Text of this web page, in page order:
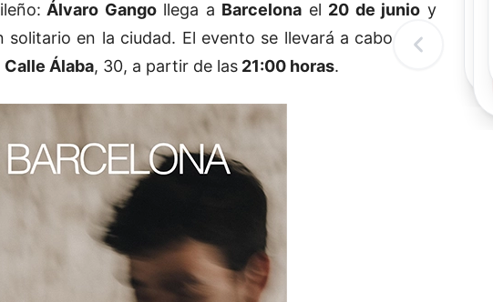
Álvaro Gangollega a Barcelona el 20 de junio y
en la ciudad. El evento se llevará a cabo en la
Calle Álaba, 30, a partir de las 21:00 horas.